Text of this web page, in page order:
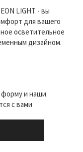
LIGHT - вы
для вашего
осветительное
дизайном.
форму и наши
с вами